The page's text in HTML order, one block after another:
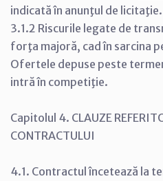
indicată în anunţul de licitaţie.
3.1.2 Riscurile legate de
forţa majoră, cad în sarcina
Ofertele depuse peste
intră în competiţie.
Capitolul 4. CLAUZE
CONTRACTULUI
4.1. Contractul încetează la